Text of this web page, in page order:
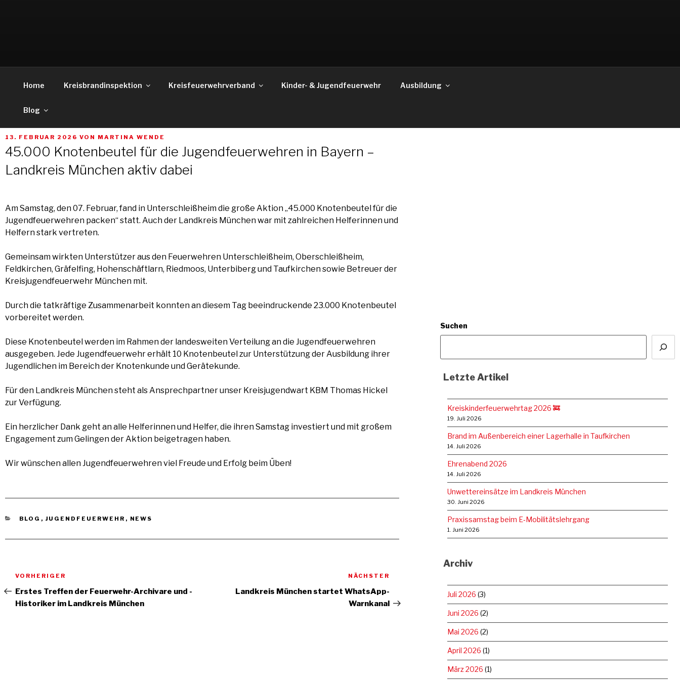
Home Kreisbrandinspektion Kreisfeuerwehrverband Kinder- & Jugendfeuerwehr Ausbildung
Blog
VERÖFFENTLICHT
13. FEBRUAR 2026 VON MARTINA WENDE
45.000 Knotenbeutel für die Jugendfeuerwehren in Bayern –
Landkreis München aktiv dabei
Am Samstag, den 07. Februar, fand in Unterschleißheim die große Aktion „45.000 Knotenbeutel für die
Jugendfeuerwehren packen“ statt. Auch der Landkreis München war mit zahlreichen Helferinnen und
Helfern stark vertreten.
Gemeinsam wirkten Unterstützer aus den Feuerwehren Unterschleißheim, Oberschleißheim,
Feldkirchen, Gräfelfing, Hohenschäftlarn, Riedmoos, Unterbiberg und Taufkirchen sowie Betreuer der
Kreisjugendfeuerwehr München mit.
Durch die tatkräftige Zusammenarbeit konnten an diesem Tag beeindruckende 23.000 Knotenbeutel
vorbereitet werden.
Diese Knotenbeutel werden im Rahmen der landesweiten Verteilung an die Jugendfeuerwehren
ausgegeben. Jede Jugendfeuerwehr erhält 10 Knotenbeutel zur Unterstützung der Ausbildung ihrer
Jugendlichen im Bereich der Knotenkunde und Gerätekunde.
Für den Landkreis München steht als Ansprechpartner unser Kreisjugendwart KBM Thomas Hickel
zur Verfügung.
Ein herzlicher Dank geht an alle Helferinnen und Helfer, die ihren Samstag investiert und mit großem
Engagement zum Gelingen der Aktion beigetragen haben.
Wir wünschen allen Jugendfeuerwehren viel Freude und Erfolg beim Üben!
KATEGORIEN
BLOG , JUGENDFEUERWEHR , NEWS
Beitragsnavigation
Vorheriger
Beitrag
VORHERIGER
Erstes Treffen der Feuerwehr-Archivare und -
Historiker im Landkreis München
Artikel
NÄCHSTER
Landkreis München startet WhatsApp-
Warnkanal
Suchen
Letzte Artikel
Kreiskinderfeuerwehrtag 2026 🚒
19. Juli 2026
Brand im Außenbereich einer Lagerhalle in Taufkirchen
14. Juli 2026
Ehrenabend 2026
14. Juli 2026
Unwettereinsätze im Landkreis München
30. Juni 2026
Praxissamstag beim E‑Mobilitätslehrgang
1. Juni 2026
Archiv
Juli 2026 (3)
Juni 2026 (2)
Mai 2026 (2)
April 2026 (1)
März 2026 (1)